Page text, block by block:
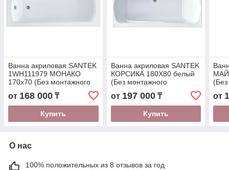
Ванна акриловая SANTEK
1WH111979 МОНАКО
170х70 (Без монтажного
комплекта) (1WH111979)
от 168 000 ₸
Купить
Ванна акриловая SANTEK
КОРСИКА 180Х80 белый
(Без монтажного
комплекта) 1WH111981
от 197 000₸
Купить
от
О нас
100% положительных из 8 отзывов за год